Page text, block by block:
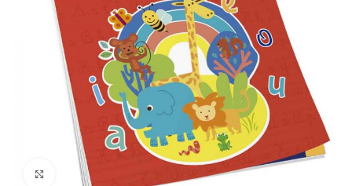
Clic para ampliar